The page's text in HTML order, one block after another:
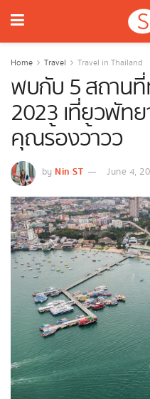
Home Travel Travel in Thailand
พบกับ 5 สถาน
2023 เที่ยวพัทย
คุณร้องว้าวว
by Nin ST June 4,